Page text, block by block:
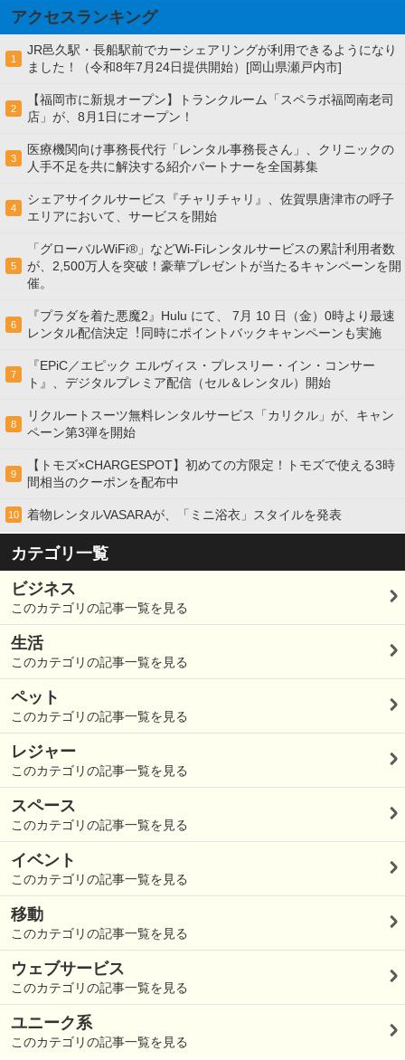
アクセスランキング
1
JR邑久駅・長船駅前でカーシェアリングが利用できるようになり
ました！（令和8年7月24日提供開始）[岡山県瀬戸内市]
2
【福岡市に新規オープン】トランクルーム「スペラボ福岡南老司
店」が、8月1日にオープン！
3
医療機関向け事務長代行「レンタル事務長さん」、クリニックの
人手不足を共に解決する紹介パートナーを全国募集
4
シェアサイクルサービス『チャリチャリ』、佐賀県唐津市の呼子
エリアにおいて、サービスを開始
5
「グローバルWiFi®」などWi-Fiレンタルサービスの累計利用者数
が、2,500万人を突破！豪華プレゼントが当たるキャンペーンを開
催。
6
『プラダを着た悪魔2』Hulu にて、 7⽉ 10 ⽇（金）0時より最速
レンタル配信決定︕同時にポイントバックキャンペーンも実施
7
『EPiC／エピック エルヴィス・プレスリー・イン・コンサー
ト』、デジタルプレミア配信（セル＆レンタル）開始
8
リクルートスーツ無料レンタルサービス「カリクル」が、キャン
ペーン第3弾を開始
9
【トモズ×CHARGESPOT】初めての方限定！トモズで使える3時
間相当のクーポンを配布中
10 着物レンタルVASARAが、「ミニ浴衣」スタイルを発表
カテゴリ一覧
ビジネス
このカテゴリの記事一覧を見る
生活
このカテゴリの記事一覧を見る
ペット
このカテゴリの記事一覧を見る
レジャー
このカテゴリの記事一覧を見る
スペース
このカテゴリの記事一覧を見る
イベント
このカテゴリの記事一覧を見る
移動
このカテゴリの記事一覧を見る
ウェブサービス
このカテゴリの記事一覧を見る
ユニーク系
このカテゴリの記事一覧を見る